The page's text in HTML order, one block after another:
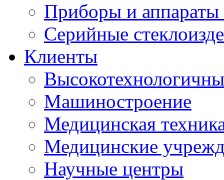
Приборы и аппараты
Серийные
Клиенты
Машиностроение
Медицинская
Медицинские
Научные центры